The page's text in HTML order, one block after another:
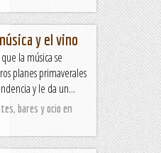
y el vino
la música se
planes primaverales
y le da un...
bares y ocio en